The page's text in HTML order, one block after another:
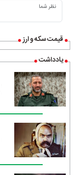
قیمت سکه و ارز
یادداشت